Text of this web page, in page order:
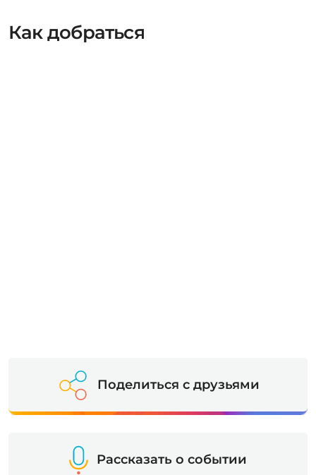
Как добраться
Поделиться с друзьями
Рассказать о событии